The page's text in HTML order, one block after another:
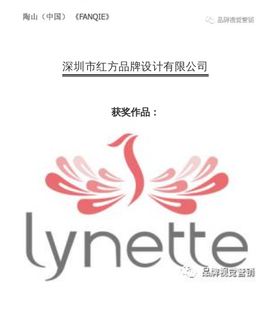
深圳市红方品牌设计有限公司
获奖作品：